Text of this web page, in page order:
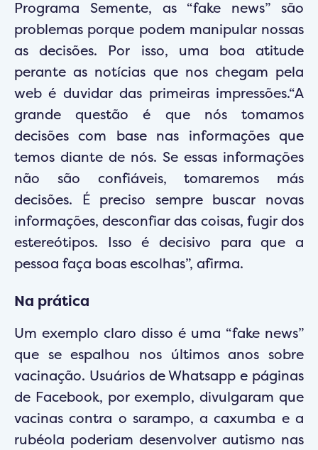
Programa Semente, as “fake news” são
problemas porque podem manipular nossas
as decisões. Por isso, uma boa atitude
perante as notícias que nos chegam pela
web é duvidar das primeiras impressões.“A
grande questão é que nós tomamos
decisões com base nas informações que
temos diante de nós. Se essas informações
não são confiáveis, tomaremos más
decisões. É preciso sempre buscar novas
informações, desconfiar das coisas, fugir dos
estereótipos. Isso é decisivo para que a
pessoa faça boas escolhas”, afirma.
Na prática
Um exemplo claro disso é uma “fake news”
que se espalhou nos últimos anos sobre
vacinação. Usuários de Whatsapp e páginas
de Facebook, por exemplo, divulgaram que
vacinas contra o sarampo, a caxumba e a
rubéola poderiam desenvolver autismo nas